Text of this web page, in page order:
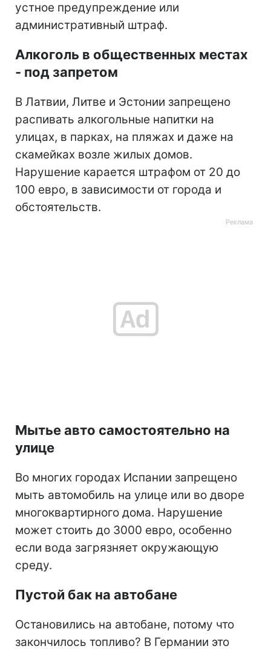
устное предупреждение или
административный штраф.
Алкоголь в общественных местах
- под запретом
В Латвии, Литве и Эстонии запрещено
распивать алкогольные напитки на
улицах, в парках, на пляжах и даже на
скамейках возле жилых домов.
Нарушение карается штрафом от 20 до
100 евро, в зависимости от города и
обстоятельств.
Мытье авто самостоятельно на
улице
Во многих городах Испании запрещено
мыть автомобиль на улице или во дворе
многоквартирного дома. Нарушение
может стоить до 3000 евро, особенно
если вода загрязняет окружающую
среду.
Пустой бак на автобане
Остановились на автобане, потому что
закончилось топливо? В Германии это